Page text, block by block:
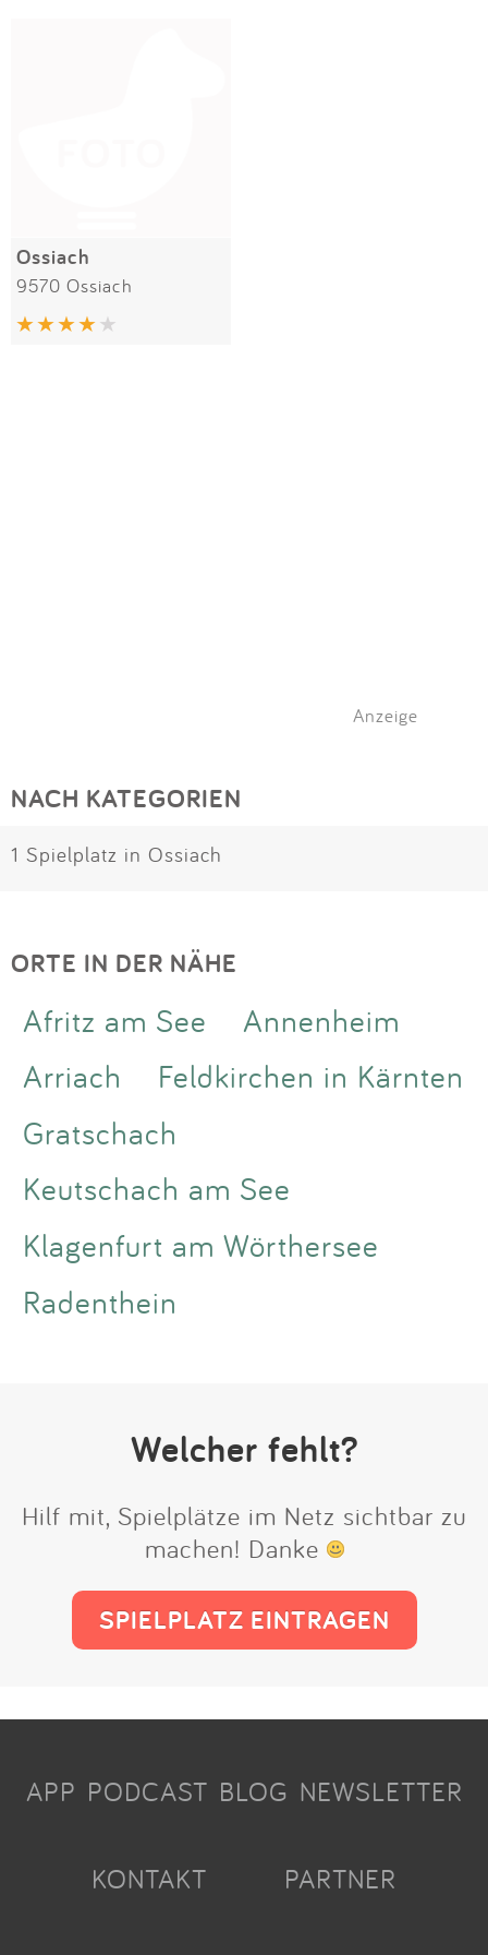
Ossiach
9570 Ossiach
Anzeige
NACH KATEGORIEN
1 Spielplatz in Ossiach
ORTE IN DER NÄHE
Afritz am See
Annenheim
Arriach
Feldkirchen in Kärnten
Gratschach
Keutschach am See
Klagenfurt am Wörthersee
Radenthein
Welcher fehlt?
Hilf mit, Spielplätze im Netz sichtbar zu
machen! Danke
SPIELPLATZ EINTRAGEN
APP PODCAST BLOG NEWSLETTER
KONTAKT PARTNER